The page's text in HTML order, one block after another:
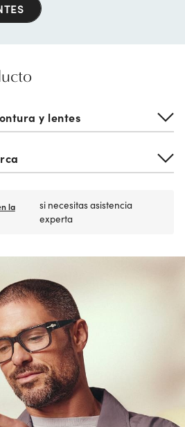
y lentes
la
si necesitas asistencia
experta